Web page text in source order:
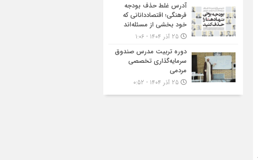
آدرس غلط حذف بودجه
فرهنگی؛ اقتصاددانانی که
خود بخشی از مسئله‌اند
دوره تربیت مدرس صندوق
سرمایه‌گذاری تخصصی
مردمی